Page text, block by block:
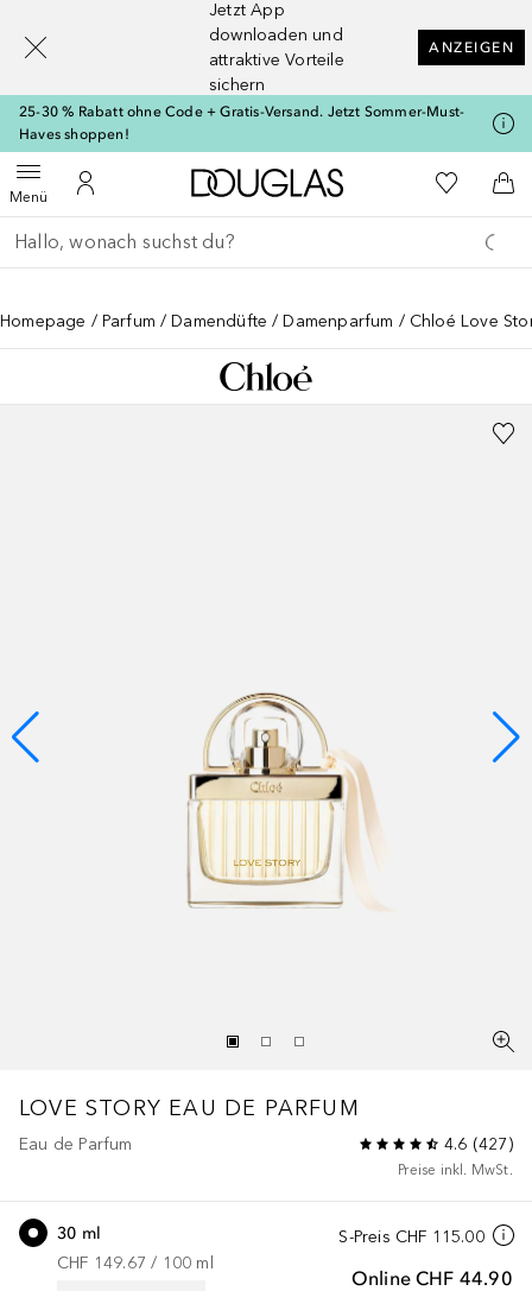
Jetzt App
downloaden und
attraktive Vorteile
sichern
ANZEIGEN
25-30 % Rabatt ohne Code + Gratis-Versand. Jetzt Sommer-Must-
Haves shoppen!
MenüMenü öffnenZu Meinem Kundenkonto
Zur Douglas Startseite
Zu Meiner
Gehe zurück
Suche ausführen
Homepage Parfum Damendüfte Damenparfum Chloé Love
LOVE STORY EAU DE PARFUM
Eau de Parfum 4.6 (427)
Preise inkl. MwSt.
S-Preis CHF 115.00
Online CHF 44.90
30 ml
CHF 149.67 / 100 ml
[navigation.slideout.screenreader]